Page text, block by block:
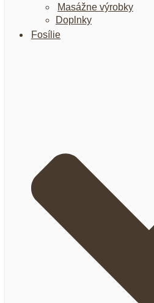
Masážne výrobky
Doplnky
Fosílie